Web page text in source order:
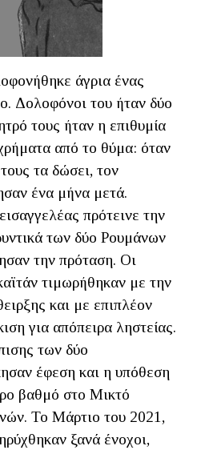
άγρια ένας
Δολοφόνοι του ήταν δύο
τους ήταν η επιθυμία
από το θύμα: όταν
τα δώσει, τον
ένα μήνα μετά.
πρότεινε την
των δύο Ρουμάνων
την πρόταση. Οι
τιμωρήθηκαν με την
και με επιπλέον
για απόπειρα ληστείας.
των δύο
έφεση και η υπόθεση
βαθμό στο Μικτό
Το Μάρτιο του 2021,
ξανά ένοχοι,